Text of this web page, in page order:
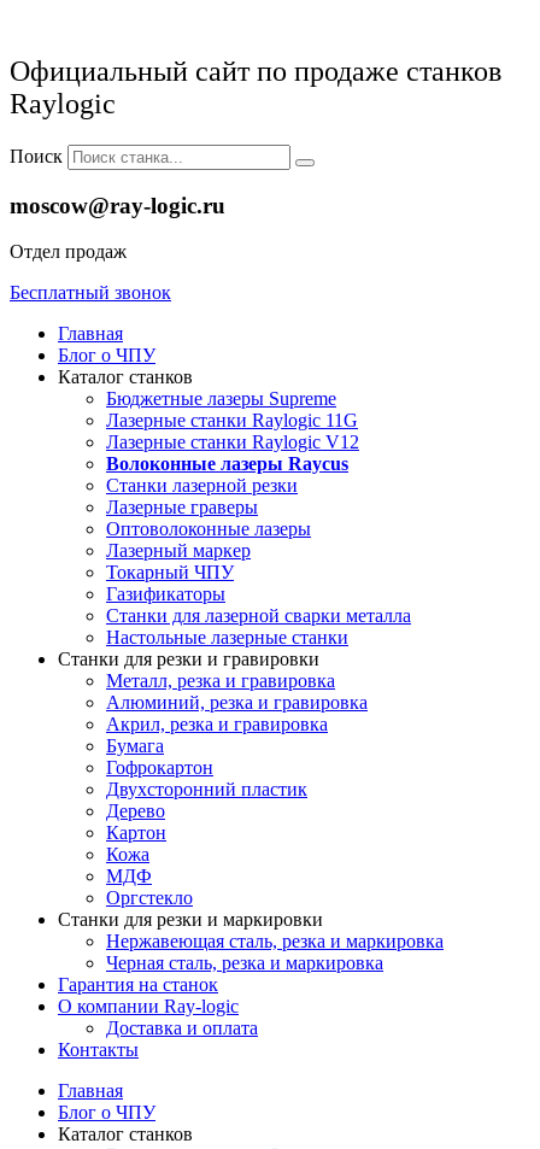
Официальный сайт по продаже станков
Raylogic
Поиск
moscow@ray-logic.ru
Отдел продаж
Бесплатный звонок
Главная
Блог о ЧПУ
Каталог станков
Бюджетные лазеры Supreme
Лазерные станки Raylogic 11G
Лазерные станки Raylogic V12
Волоконные лазеры Raycus
Станки лазерной резки
Лазерные граверы
Оптоволоконные лазеры
Лазерный маркер
Токарный ЧПУ
Газификаторы
Cтанки для лазерной сварки металла
Настольные лазерные станки
Станки для резки и гравировки
Металл, резка и гравировка
Алюминий, резка и гравировка
Акрил, резка и гравировка
Бумага
Гофрокартон
Двухсторонний пластик
Дерево
Картон
Кожа
МДФ
Оргстекло
Станки для резки и маркировки
Нержавеющая сталь, резка и маркировка
Черная сталь, резка и маркировка
Гарантия на станок
О компании Ray-logic
Доставка и оплата
Контакты
Главная
Блог о ЧПУ
Каталог станков